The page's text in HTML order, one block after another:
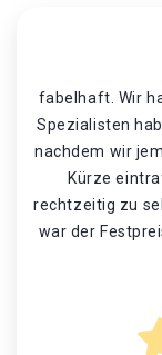
fabelhaft. Wir
Spezialisten
nachdem wir
Kürze
rechtzeitig zu
war der